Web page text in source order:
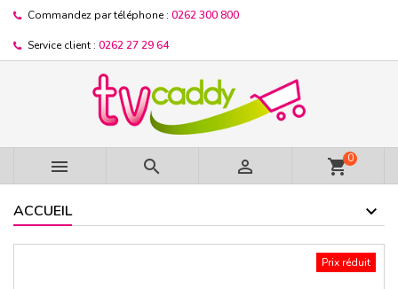
Commandez par téléphone : 0262 300 800
Service client : 0262 27 29 64
   shopping_cart0
ACCUEIL
Prix réduit